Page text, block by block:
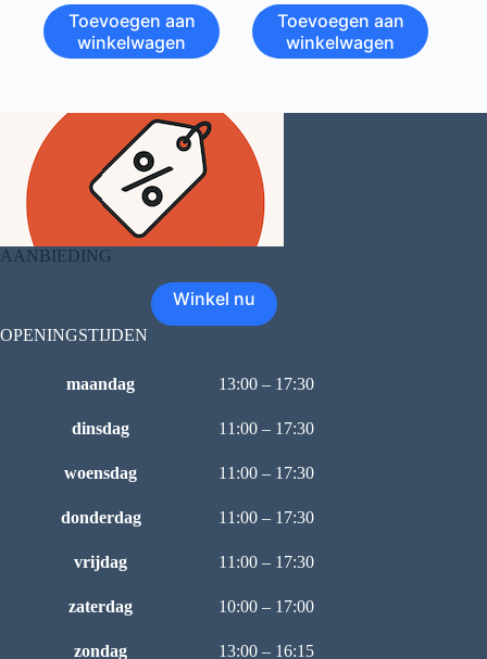
Toevoegen aan
winkelwagen
Toevoegen aan
winkelwagen
AANBIEDING
Winkel nu
OPENINGSTIJDEN
maandag 13:00 – 17:30
dinsdag 11:00 – 17:30
woensdag 11:00 – 17:30
donderdag 11:00 – 17:30
vrijdag 11:00 – 17:30
zaterdag 10:00 – 17:00
zondag 13:00 – 16:15